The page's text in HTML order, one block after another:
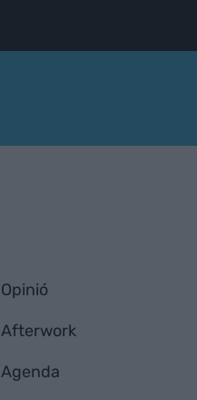
Opinió
Afterwork
Agenda